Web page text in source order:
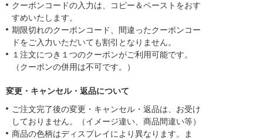
クーポンコードの入力は、コピー＆ペーストをおす
すめいたします。
期限切れのクーポンコード、間違ったクーポンコー
ドをご入力いただいても割引となりません。
１注文につき１つのクーポンがご利用可能です。
（クーポンの併用は不可です。）
変更・キャンセル・返品について
ご注文完了後の変更・キャンセル・返品は、お受け
しておりません。（イメージ違い、商品間違い等）
商品の色柄はディスプレイにより異なります。ま